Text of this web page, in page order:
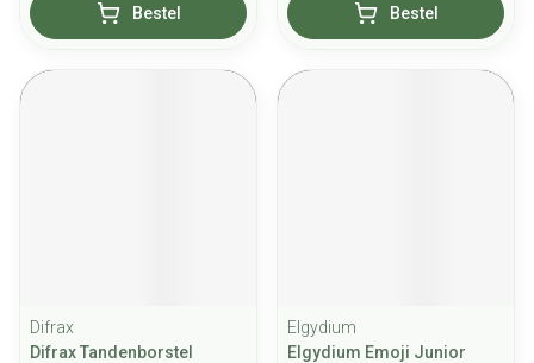
Bestel Bestel
Difrax
Difrax Tandenborstel
Elgydium
Elgydium Emoji Junior